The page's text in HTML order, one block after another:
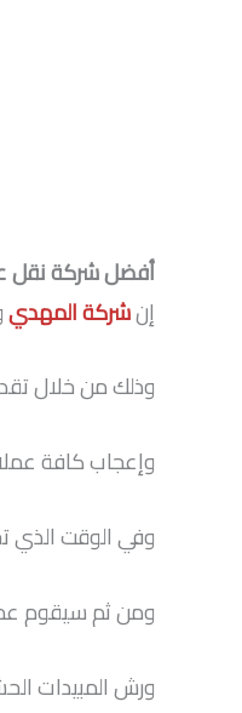
أفضل شركة
إنشركة المهدي
وذلك من خلال
وإعجاب كافة
وفي الوقت الذي
ومن ثم سيقوم
ورش المبيدات